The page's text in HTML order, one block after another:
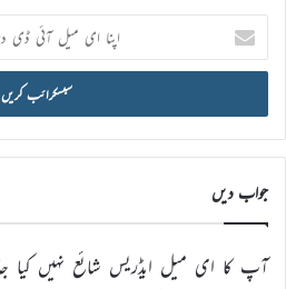
اپنا
ای
میل
ڈی
درج
کریں
جواب دیں
آپ کا ای میل ایڈریس شائع نہیں کیا